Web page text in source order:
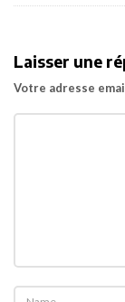
u
t
m
é
Laisser une
Votre adresse